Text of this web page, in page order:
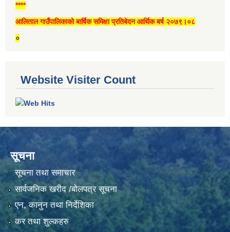
****
आलिताल गाउँपालिकाको बार्षिक समिक्षा प्रतिबेदन आर्थिक बर्ष २०७९।०८
०
Website Visiter Count
सूचना
सूचना तथा समाचार
सार्वजनिक खरीद /बोलपत्र सूचना
एन, कानुन तथा निर्देशिका
कर तथा शुल्कहरु